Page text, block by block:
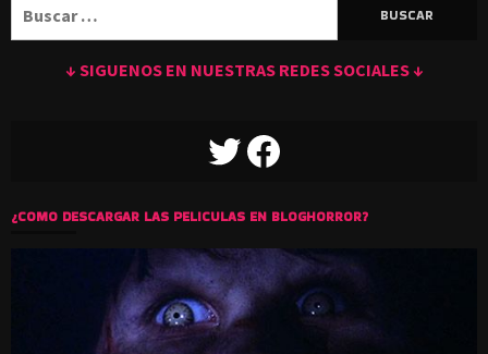
↓ SIGUENOS EN NUESTRAS REDES SOCIALES ↓
TWITTERFACEBOOK
¿COMO DESCARGAR LAS PELICULAS EN BLOGHORROR?